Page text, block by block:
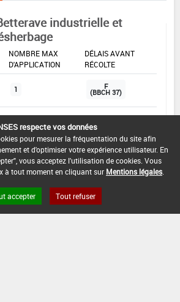
industrielle et
NOMBRE MAX
D'APPLICATION
DÉLAIS AVANT
RÉCOLTE
1 F
(BBCH 37)
ENTRE APPLICATIONS :
L'USAGE :
:
respecte vos données
pour mesurer la fréquentation du site afin
et d'optimiser votre expérience utilisateur. En
vous acceptez l'utilisation de cookies. Vous
à tout moment en cliquant sur Mentions légales
accepter Tout refuser